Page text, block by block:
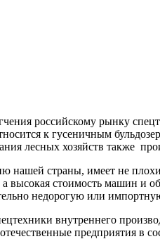
российскому рынку
к гусеничным
лесных хозяйств также
нашей страны, имеет не
а высокая стоимость машин и
недорогую или
внутреннего
предприятия в